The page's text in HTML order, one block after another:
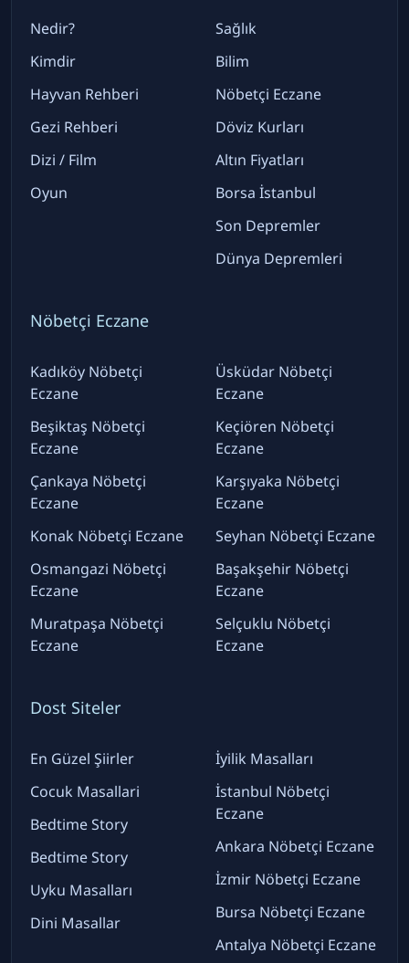
Nedir?
Kimdir
Hayvan Rehberi
Gezi Rehberi
Dizi / Film
Oyun
Sağlık
Bilim
Nöbetçi Eczane
Döviz Kurları
Altın Fiyatları
Borsa İstanbul
Son Depremler
Dünya Depremleri
Nöbetçi Eczane
Kadıköy Nöbetçi
Eczane
Beşiktaş Nöbetçi
Eczane
Çankaya Nöbetçi
Eczane
Konak Nöbetçi Eczane
Osmangazi Nöbetçi
Eczane
Muratpaşa Nöbetçi
Eczane
Üsküdar Nöbetçi
Eczane
Keçiören Nöbetçi
Eczane
Karşıyaka Nöbetçi
Eczane
Seyhan Nöbetçi Eczane
Başakşehir Nöbetçi
Eczane
Selçuklu Nöbetçi
Eczane
Dost Siteler
En Güzel Şiirler
Cocuk Masallari
Bedtime Story
Bedtime Story
Uyku Masalları
Dini Masallar
İyilik Masalları
İstanbul Nöbetçi
Eczane
Ankara Nöbetçi Eczane
İzmir Nöbetçi Eczane
Bursa Nöbetçi Eczane
Antalya Nöbetçi Eczane